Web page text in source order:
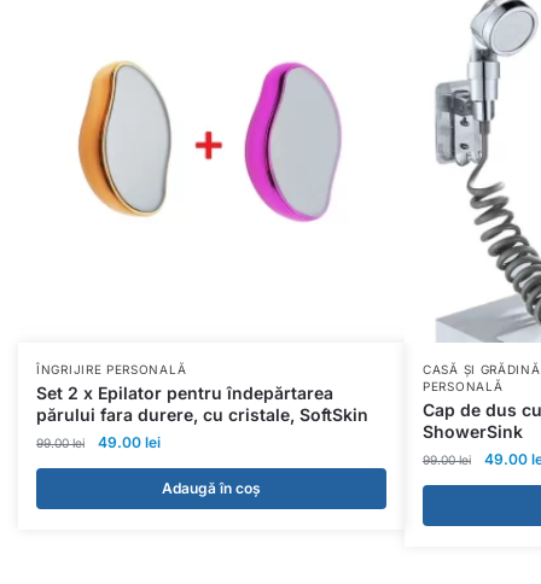
ÎNGRIJIRE PERSONALĂ
Set 2 x Epilator pentru îndepărtarea
părului fara durere, cu cristale, SoftSkin
99.00lei 49.00 lei
Adaugă în coș
CASĂ ȘI GRĂDINĂ
PERSONALĂ
Cap de dus
ShowerSink
99.00lei 49.00